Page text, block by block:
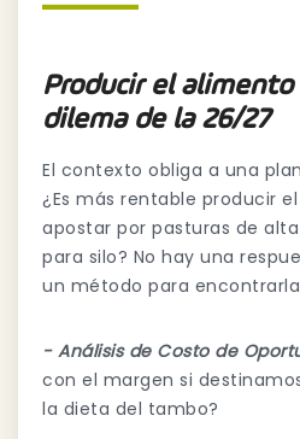
Producir el alimento
dilema de la 26/27
El contexto obliga a una
¿Es más rentable producir
apostar por pasturas de
para silo? No hay una
un método para
- Análisis de Costo de
con el margen si
la dieta del tambo?